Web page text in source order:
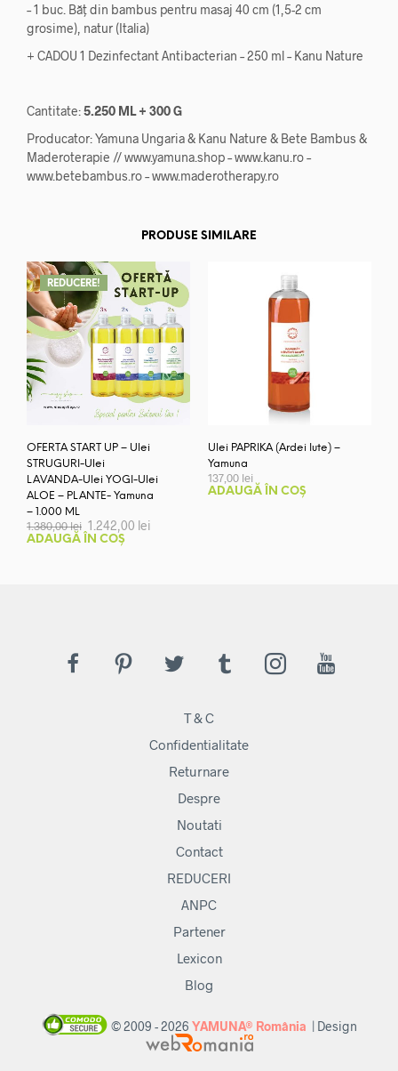
– 1 buc. Băț din bambus pentru masaj 40 cm (1,5-2 cm
grosime), natur (Italia)
+ CADOU 1 Dezinfectant Antibacterian – 250 ml – Kanu Nature
Cantitate:5.250 ML + 300 G
Producator: Yamuna Ungaria & Kanu Nature & Bete Bambus &
Maderoterapie // www.yamuna.shop – www.kanu.ro –
www.betebambus.ro – www.maderotherapy.ro
PRODUSE SIMILARE
REDUCERE!
OFERTA START UP – Ulei
STRUGURI-Ulei
LAVANDA-Ulei YOGI-Ulei
ALOE – PLANTE- Yamuna
– 1.000 ML
1.380,00lei Prețul
inițial
1.242,00 lei
ADAUGĂ ÎN COȘ
Ulei PAPRIKA (Ardei Iute) –
Yamuna
137,00 lei
ADAUGĂ ÎN COȘ
T & C
Confidentialitate
Returnare
Despre
Noutati
Contact
REDUCERI
ANPC
Partener
Lexicon
Blog
© 2009 - 2026 YAMUNA® România | Design